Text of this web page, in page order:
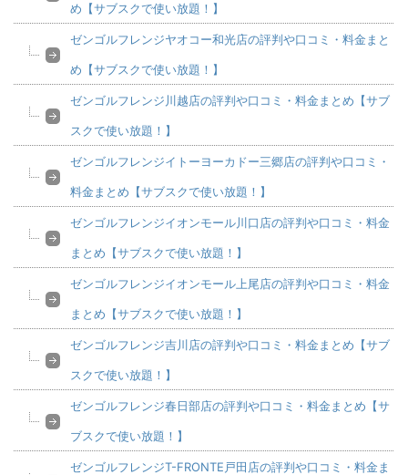
め【サブスクで使い放題！】
ゼンゴルフレンジヤオコー和光店の評判や口コミ・料金まと
め【サブスクで使い放題！】
ゼンゴルフレンジ川越店の評判や口コミ・料金まとめ【サブ
スクで使い放題！】
ゼンゴルフレンジイトーヨーカドー三郷店の評判や口コミ・
料金まとめ【サブスクで使い放題！】
ゼンゴルフレンジイオンモール川口店の評判や口コミ・料金
まとめ【サブスクで使い放題！】
ゼンゴルフレンジイオンモール上尾店の評判や口コミ・料金
まとめ【サブスクで使い放題！】
ゼンゴルフレンジ吉川店の評判や口コミ・料金まとめ【サブ
スクで使い放題！】
ゼンゴルフレンジ春日部店の評判や口コミ・料金まとめ【サ
ブスクで使い放題！】
ゼンゴルフレンジT-FRONTE戸田店の評判や口コミ・料金ま